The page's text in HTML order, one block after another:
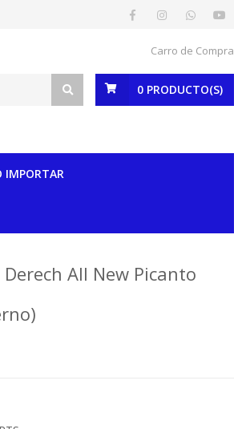
Carro de Compra
0 PRODUCTO(S)
IMPORTAR
All New Picanto